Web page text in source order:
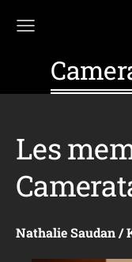
Les
Nathalie Saudan /